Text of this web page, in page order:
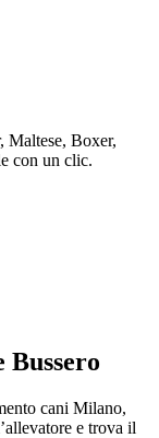
Maltese, Boxer,
con un clic.
Bussero
cani Milano,
e trova il